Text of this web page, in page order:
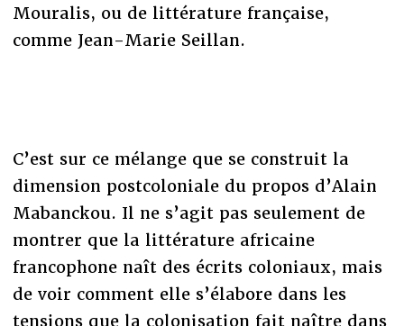
Mouralis, ou de littérature française,
comme Jean-Marie Seillan.
C’est sur ce mélange que se construit la
dimension postcoloniale du propos d’Alain
Mabanckou. Il ne s’agit pas seulement de
montrer que la littérature africaine
francophone naît des écrits coloniaux, mais
de voir comment elle s’élabore dans les
tensions que la colonisation fait naître dans